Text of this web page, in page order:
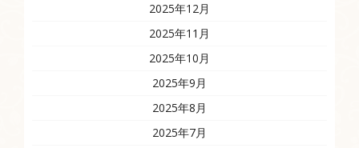
2025年12月
2025年11月
2025年10月
2025年9月
2025年8月
2025年7月